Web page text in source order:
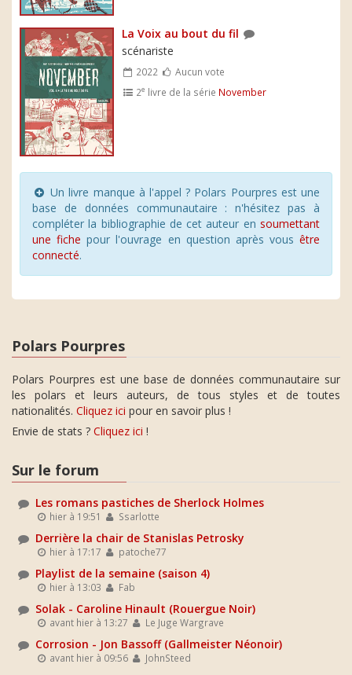
La Voix au bout du fil
scénariste
2022
Aucun vote
2e livre de la série November
Un livre manque à l'appel ? Polars Pourpres est une
base de données communautaire : n'hésitez pas à
compléter la bibliographie de cet auteur en soumettant
une fiche pour l'ouvrage en question après vous être
connecté.
Polars Pourpres
Polars Pourpres est une base de données communautaire sur
les polars et leurs auteurs, de tous styles et de toutes
nationalités. Cliquez ici pour en savoir plus !
Envie de stats ? Cliquez ici !
Sur le forum
Les romans pastiches de Sherlock Holmes
hier à 19:51 Ssarlotte
Derrière la chair de Stanislas Petrosky
hier à 17:17 patoche77
Playlist de la semaine (saison 4)
hier à 13:03 Fab
Solak - Caroline Hinault (Rouergue Noir)
avant hier à 13:27 Le Juge Wargrave
Corrosion - Jon Bassoff (Gallmeister Néonoir)
avant hier à 09:56 JohnSteed